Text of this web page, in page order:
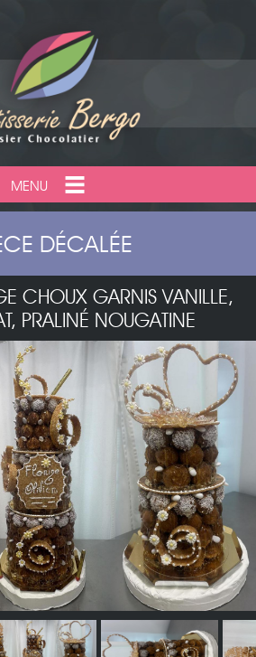
MENU
DÉCALÉE
CHOUX GARNIS VANILLE,
PRALINÉ NOUGATINE